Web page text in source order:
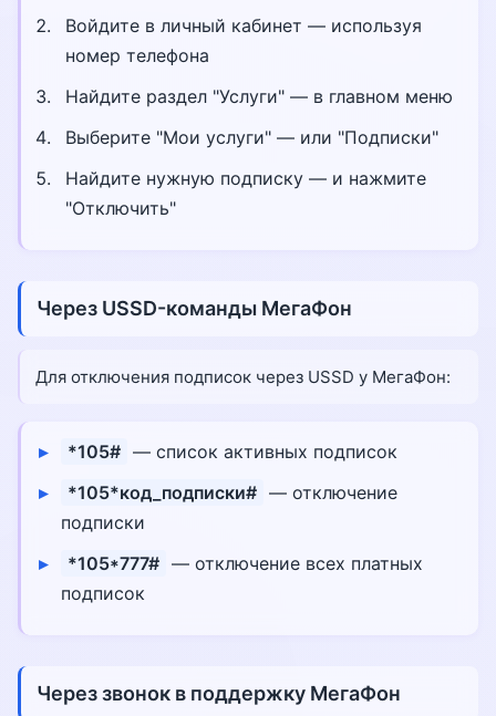
Войдите в личный кабинет — используя
номер телефона
Найдите раздел "Услуги" — в главном меню
Выберите "Мои услуги" — или "Подписки"
Найдите нужную подписку — и нажмите
"Отключить"
Через USSD-команды МегаФон
Для отключения подписок через USSD у МегаФон:
*105# — список активных подписок
*105*код_подписки# — отключение
подписки
*105*777# — отключение всех платных
подписок
Через звонок в поддержку МегаФон